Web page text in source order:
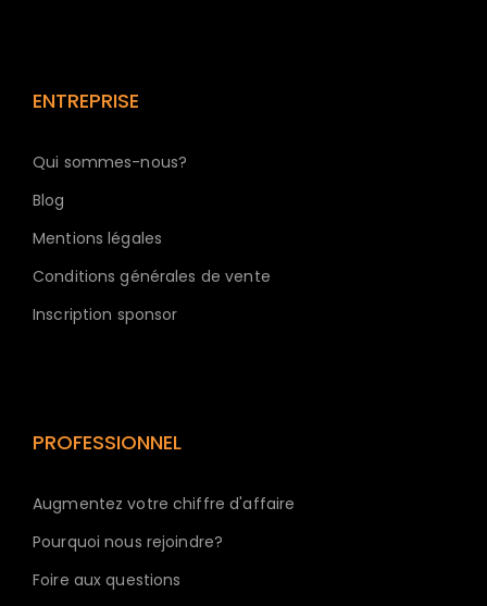
ENTREPRISE
Qui sommes-nous?
Blog
Mentions légales
Conditions générales de vente
Inscription sponsor
PROFESSIONNEL
Augmentez votre chiffre d'affaire
Pourquoi nous rejoindre?
Foire aux questions